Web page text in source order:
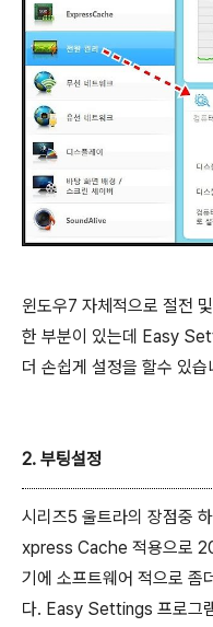
윈도우7 자체적으로 절전
한 부분이 있는데 Easy
더 손쉽게 설정을 할수 있습
2. 부팅설정
시리즈5 울트라의 장점중
xpress Cache 적용으로
기에 소프트웨어 적으로 좀
다. Easy Settings 프로그